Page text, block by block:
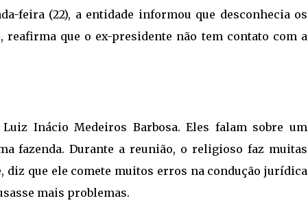
feira (22), a entidade informou que desconhecia os
que o ex-presidente não tem contato com a
Inácio Medeiros Barbosa. Eles falam sobre um
fazenda. Durante a reunião, o religioso faz muitas
que ele comete muitos erros na condução jurídica
mais problemas.